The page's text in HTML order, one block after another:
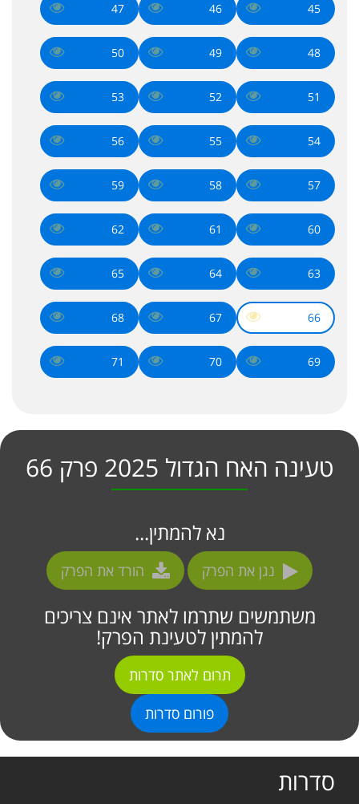
45
46
47
48
49
50
51
52
53
54
55
56
57
58
59
60
61
62
63
64
65
66
67
68
69
70
71
טעינה האח הגדול 2025 פרק 66
נא להמתין...
נגן את הפרק הורד את הפרק
משתמשים שתרמו לאתר אינם צריכים
להמתין לטעינת הפרק!
תרום לאתר סדרות
פורום סדרות
סדרות